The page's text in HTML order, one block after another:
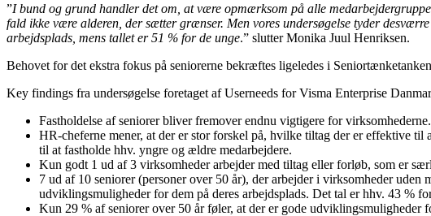
”I bund og grund handler det om, at være opmærksom på alle
fald ikke være alderen, der sætter grænser. Men vores undersøgelse tyder
arbejdsplads, mens tallet er 51 % for de unge.” slutter Monika Juul Henriksen.
Behovet for det ekstra fokus på seniorerne bekræftes ligeledes i
Key findings fra undersøgelse foretaget af Userneeds for Visma Enterprise
Fastholdelse af seniorer bliver fremover endnu vigtigere for
HR-cheferne mener, at der er stor forskel på, hvilke tiltag der er effektive
til at fastholde hhv. yngre og ældre medarbejdere.
Kun godt 1 ud af 3 virksomheder arbejder med tiltag eller forløb, som er
7 ud af 10 seniorer (personer over 50 år), der arbejder i virksomheder
udviklingsmuligheder for dem på deres arbejdsplads. Det tal er hhv. 43 %
Kun 29 % af seniorer over 50 år føler, at der er gode udviklingsmuligheder